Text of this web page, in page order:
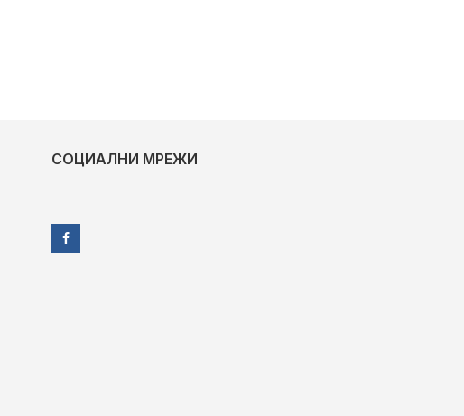
СОЦИАЛНИ МРЕЖИ